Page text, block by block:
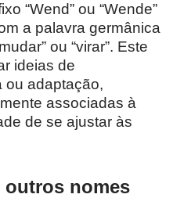
“Wend” ou “Wende”
a palavra germânica
ou “virar”. Este
ideias de
ou adaptação,
associadas à
de se ajustar às
nomes